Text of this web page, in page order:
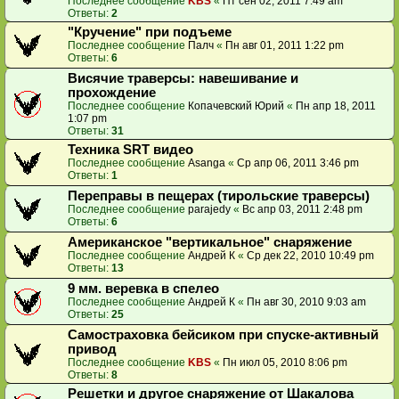
Ответы: 2
"Кручение" при подъеме
Последнее сообщение Палч « Пн авг 01, 2011 1:22 pm
Ответы: 6
Висячие траверсы: навешивание и
прохождение
Последнее сообщение Копачевский Юрий « Пн апр 18, 2011
1:07 pm
Ответы: 31
Техника SRT видео
Последнее сообщение Asanga « Ср апр 06, 2011 3:46 pm
Ответы: 1
Переправы в пещерах (тирольские траверсы)
Последнее сообщение parajedy « Вс апр 03, 2011 2:48 pm
Ответы: 6
Американское "вертикальное" снаряжение
Последнее сообщение Андрей К « Ср дек 22, 2010 10:49 pm
Ответы: 13
9 мм. веревка в спелео
Последнее сообщение Андрей К « Пн авг 30, 2010 9:03 am
Ответы: 25
Самостраховка бейсиком при спуске-активный
привод
Последнее сообщение KBS « Пн июл 05, 2010 8:06 pm
Ответы: 8
Решетки и другое снаряжение от Шакалова